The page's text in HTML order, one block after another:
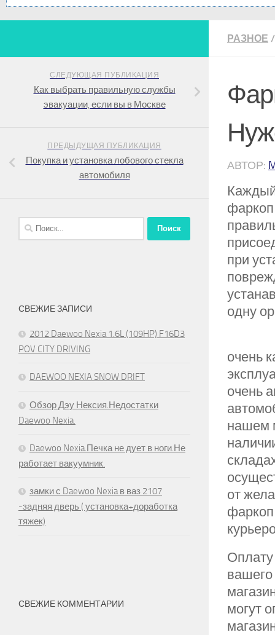
РАЗНОЕ /
АВТОР:
при
одну
очень
очень
нашем
от
Оплату
вашего
могут
СЛЕДУЮЩАЯ ПУБЛИКАЦИЯ
Как выбрать правильную службы
эвакуации, если вы в Москве
ПРЕДЫДУЩАЯ ПУБЛИКАЦИЯ
Покупка и установка лобового стекла
автомобиля
Найти:
СВЕЖИЕ ЗАПИСИ
2012 Daewoo Nexia 1.6L (109HP) F16D3
POV CITY DRIVING
DAEWOO NEXIA SNOW DRIFT
Обзор Дэу Нексия.Недостатки
Daewoo Nexia.
Daewoo Nexia.Печка не дует в ноги.Не
работает вакуумник.
замки с Daewoo Nexia в ваз 2107
-задняя дверь ( установка+доработка
тяжек)
СВЕЖИЕ КОММЕНТАРИИ